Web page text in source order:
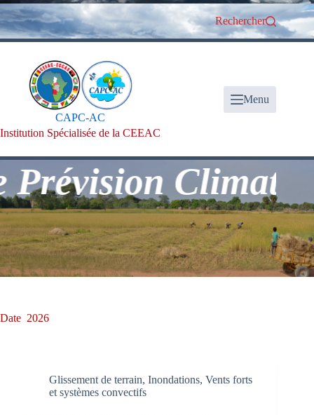
Passer
au
contenu
Rechercher
CAPC-AC
Institution Spécialisée de la CEEAC
Menu
Date 2026
Glissement de terrain, Inondations, Vents forts
et systèmes convectifs